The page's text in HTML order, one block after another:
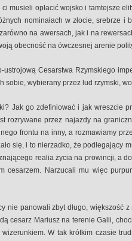
musieli opłacić wojsko i tamtejsze
nominałach w złocie, srebrze i
na awersach, jak i na
obecność na ówczesnej arenie
Cesarstwa Rzymskiego
sobie, wybierany przez lud rzymski,
Jak go zdefiniować i jak wreszcie
rozrywane przez najazdy na
frontu na inny, a rozmawiamy
się, i to nierzadko, że podlegający
realia życia na prowincji, a
cesarzem. Narzucali mu więc
nie panowali zbyt długo, większość
cesarz Mariusz na terenie Galii,
W tak krótkim czasie